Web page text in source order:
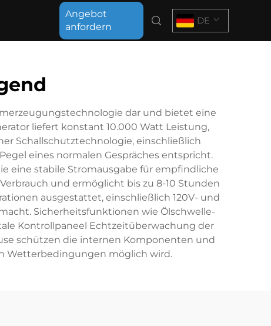
Angebot
anfordern
DE
dar und bietet eine
liefert konstant 10.000 Watt Leistung,
Schallschutztechnologie, einschließlich
eines normalen Gespräches entspricht.
eine stabile Stromausgabe für empfindliche
und ermöglicht bis zu 8-10 Stunden
ausgestattet, einschließlich 120V- und
Sicherheitsfunktionen wie Ölschwelle-
Kontrollpaneel Echtzeitüberwachung der
schützen die internen Komponenten und
Wetterbedingungen möglich wird.